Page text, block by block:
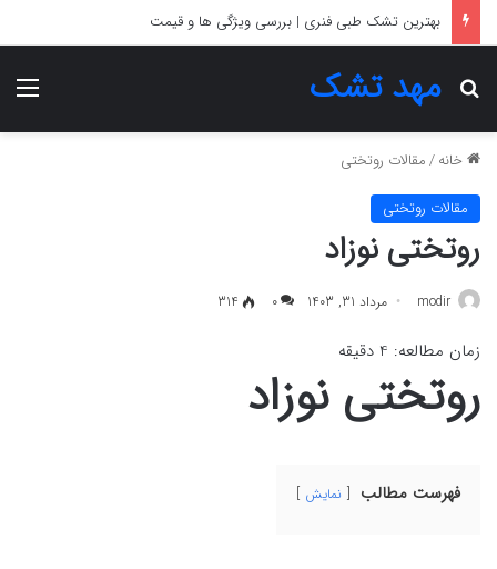
بهترین تشک طبی فنری | بررسی ویژگی ها و قیمت
مهد تشک
جستجو برای
خانه/مقالات روتختی
مقالات روتختی
روتختی نوزاد
modir مرداد 31, 1403 0
314
زمان مطالعه: 4 دقیقه
روتختی نوزاد
فهرست مطالب نمایش